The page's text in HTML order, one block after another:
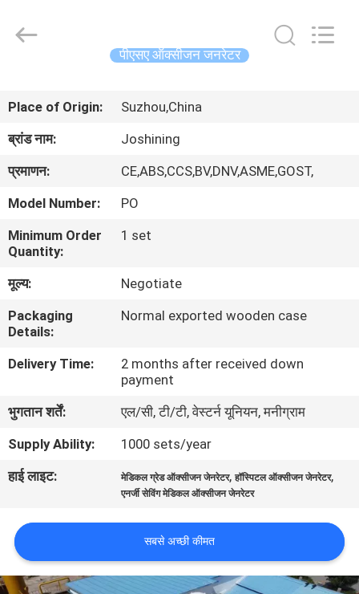
उत्पादों
में
कारखाना
दौरा
गुणवत्ता
नियंत्रण
हमसे
संपर्क
समाचार
Technology
Co.,Ltd.
पीएसए ऑक्सीजन जनरेटर
Place of Origin:
Suzhou,China
ब्रांड नाम:
Joshining
प्रमाणन:
CE,ABS,CCS,BV,DNV,ASME,GOST,
Model Number:
PO
Minimum Order
Quantity:
1 set
मूल्य:
Negotiate
Packaging
Details:
Normal exported wooden case
Delivery Time:
2 months after received down
payment
भुगतान शर्तें:
एल/सी, टी/टी, वेस्टर्न यूनियन, मनीग्राम
Supply Ability:
1000 sets/year
हाई लाइट:
मेडिकल ग्रेड ऑक्सीजन जेनरेटर,हॉस्पिटल ऑक्सीजन जेनरेटर,
एनर्जी सेविंग मेडिकल ऑक्सीजन जेनरेटर
सबसे अच्छी कीमत